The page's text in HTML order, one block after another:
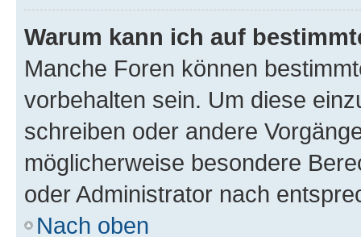
Warum kann ich auf
Manche Foren können
vorbehalten sein. Um diese
schreiben oder andere
möglicherweise besondere
oder Administrator nach
Nach oben